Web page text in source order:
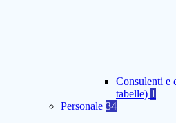
Consulenti e
tabelle) 1
Personale 34